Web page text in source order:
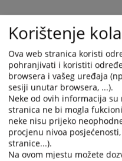
Korištenje
Ova web stranica koristi
pohranjivati i koristiti
browsera i vašeg uređaja
sesiji unutar browsera, ...).
Neke od ovih informacija
stranica ne bi mogla
neke nisu prijeko
procjenu nivoa
stranice...).
Na ovom mjestu možete